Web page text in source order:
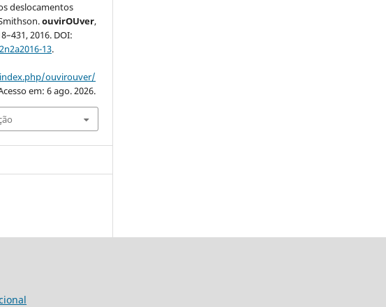
deslocamentos
ouvirOUver,
2016. DOI:
13.
ouvirouver/
em: 6 ago. 2026.